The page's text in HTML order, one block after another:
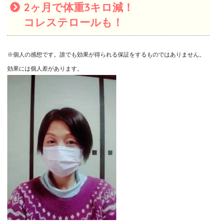
2ヶ月で体重3キロ減！
コレステロールも！
※個人の感想です。誰でも効果が得られる保証をするものではありません。
効果には個人差があります。